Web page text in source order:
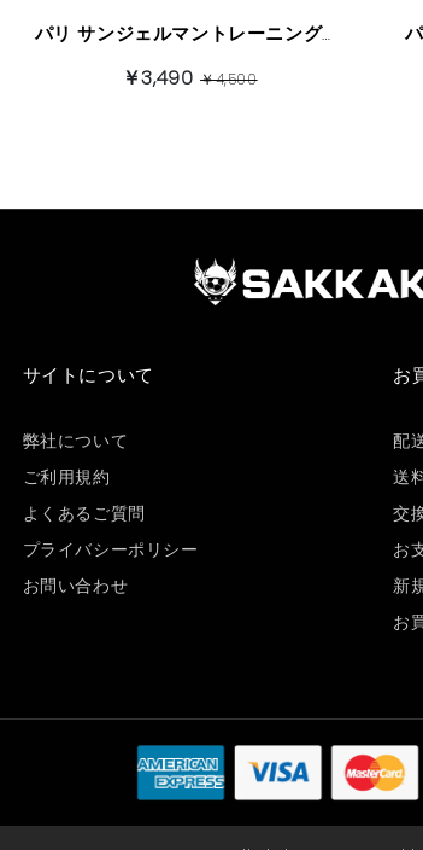
パリ サンジェルマントレーニングシャツ半袖 23/24 ブラック+きいろい
￥3,490￥4,500
サイトについて
弊社について
ご利用規約
よくあるご質問
プライバシーポリシー
お問い合わせ
お
配
送
交
お
新
お